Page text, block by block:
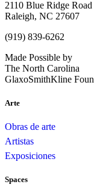
2110 Blue Ridge Road
Raleigh, NC 27607
(919) 839-6262
Made Possible by
The North Carolina
GlaxoSmithKline
Arte
Obras de arte
Artistas
Exposiciones
Spaces